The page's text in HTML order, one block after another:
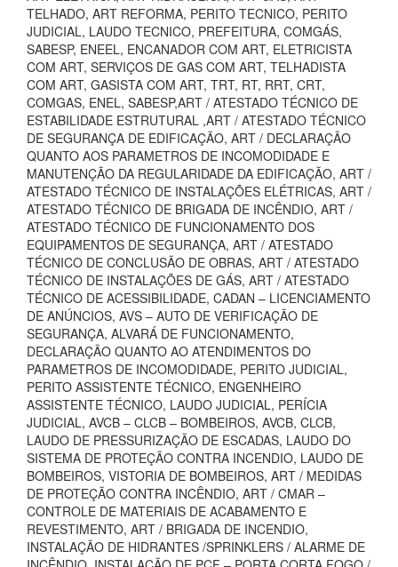
TELHADO, ART REFORMA, PERITO TECNICO, PERITO
JUDICIAL, LAUDO TECNICO, PREFEITURA, COMGÁS,
SABESP, ENEEL, ENCANADOR COM ART, ELETRICISTA
COM ART, SERVIÇOS DE GAS COM ART, TELHADISTA
COM ART, GASISTA COM ART, TRT, RT, RRT, CRT,
COMGAS, ENEL, SABESP,ART / ATESTADO TÉCNICO DE
ESTABILIDADE ESTRUTURAL ,ART / ATESTADO TÉCNICO
DE SEGURANÇA DE EDIFICAÇÃO, ART / DECLARAÇÃO
QUANTO AOS PARAMETROS DE INCOMODIDADE E
MANUTENÇÃO DA REGULARIDADE DA EDIFICAÇÃO, ART /
ATESTADO TÉCNICO DE INSTALAÇÕES ELÉTRICAS, ART /
ATESTADO TÉCNICO DE BRIGADA DE INCÊNDIO, ART /
ATESTADO TÉCNICO DE FUNCIONAMENTO DOS
EQUIPAMENTOS DE SEGURANÇA, ART / ATESTADO
TÉCNICO DE CONCLUSÃO DE OBRAS, ART / ATESTADO
TÉCNICO DE INSTALAÇÕES DE GÁS, ART / ATESTADO
TÉCNICO DE ACESSIBILIDADE, CADAN – LICENCIAMENTO
DE ANÚNCIOS, AVS – AUTO DE VERIFICAÇÃO DE
SEGURANÇA, ALVARÁ DE FUNCIONAMENTO,
DECLARAÇÃO QUANTO AO ATENDIMENTOS DO
PARAMETROS DE INCOMODIDADE, PERITO JUDICIAL,
PERITO ASSISTENTE TÉCNICO, ENGENHEIRO
ASSISTENTE TÉCNICO, LAUDO JUDICIAL, PERÍCIA
JUDICIAL, AVCB – CLCB – BOMBEIROS, AVCB, CLCB,
LAUDO DE PRESSURIZAÇÃO DE ESCADAS, LAUDO DO
SISTEMA DE PROTEÇÃO CONTRA INCENDIO, LAUDO DE
BOMBEIROS, VISTORIA DE BOMBEIROS, ART / MEDIDAS
DE PROTEÇÃO CONTRA INCÊNDIO, ART / CMAR –
CONTROLE DE MATERIAIS DE ACABAMENTO E
REVESTIMENTO, ART / BRIGADA DE INCENDIO,
INSTALAÇÃO DE HIDRANTES /SPRINKLERS / ALARME DE